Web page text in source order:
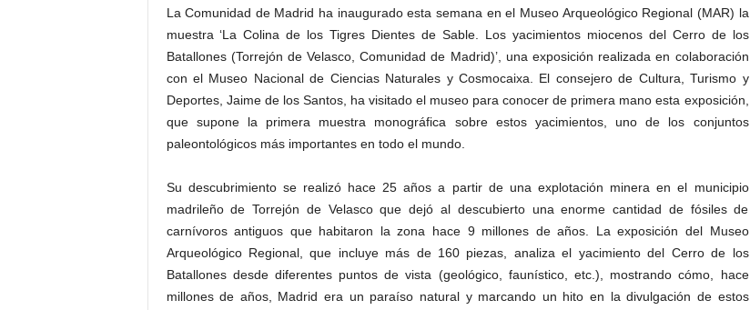
La Comunidad de Madrid ha inaugurado esta semana en el Museo Arqueológico Regional (MAR) la
muestra ‘La Colina de los Tigres Dientes de Sable. Los yacimientos miocenos del Cerro de los
Batallones (Torrejón de Velasco, Comunidad de Madrid)’, una exposición realizada en colaboración
con el Museo Nacional de Ciencias Naturales y Cosmocaixa. El consejero de Cultura, Turismo y
Deportes, Jaime de los Santos, ha visitado el museo para conocer de primera mano esta exposición,
que supone la primera muestra monográfica sobre estos yacimientos, uno de los conjuntos
paleontológicos más importantes en todo el mundo.
Su descubrimiento se realizó hace 25 años a partir de una explotación minera en el municipio
madrileño de Torrejón de Velasco que dejó al descubierto una enorme cantidad de fósiles de
carnívoros antiguos que habitaron la zona hace 9 millones de años. La exposición del Museo
Arqueológico Regional, que incluye más de 160 piezas, analiza el yacimiento del Cerro de los
Batallones desde diferentes puntos de vista (geológico, faunístico, etc.), mostrando cómo, hace
millones de años, Madrid era un paraíso natural y marcando un hito en la divulgación de estos